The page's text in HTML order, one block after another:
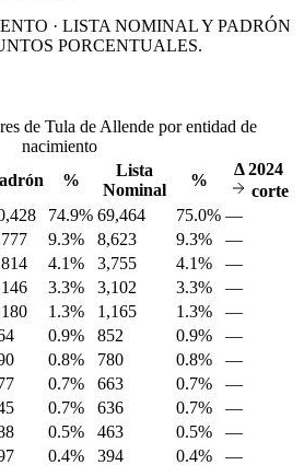
· LISTA NOMINAL Y PADRÓN
PORCENTUALES.
de Tula de Allende por entidad de
nacimiento
%
Lista
Nominal
%
Δ2024
corte
74.9% 69,464 75.0% —
9.3% 8,623 9.3%
—
4.1% 3,755 4.1%
—
3.3% 3,102 3.3%
—
1.3% 1,165 1.3%
—
0.9% 852 0.9%
—
0.8% 780 0.8%
—
0.7% 663 0.7%
—
0.7% 636 0.7%
—
0.5% 463 0.5%
—
0.4% 394 0.4%
—